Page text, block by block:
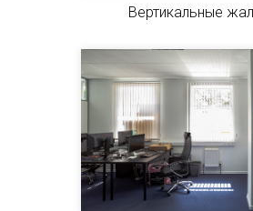
Вертикальные